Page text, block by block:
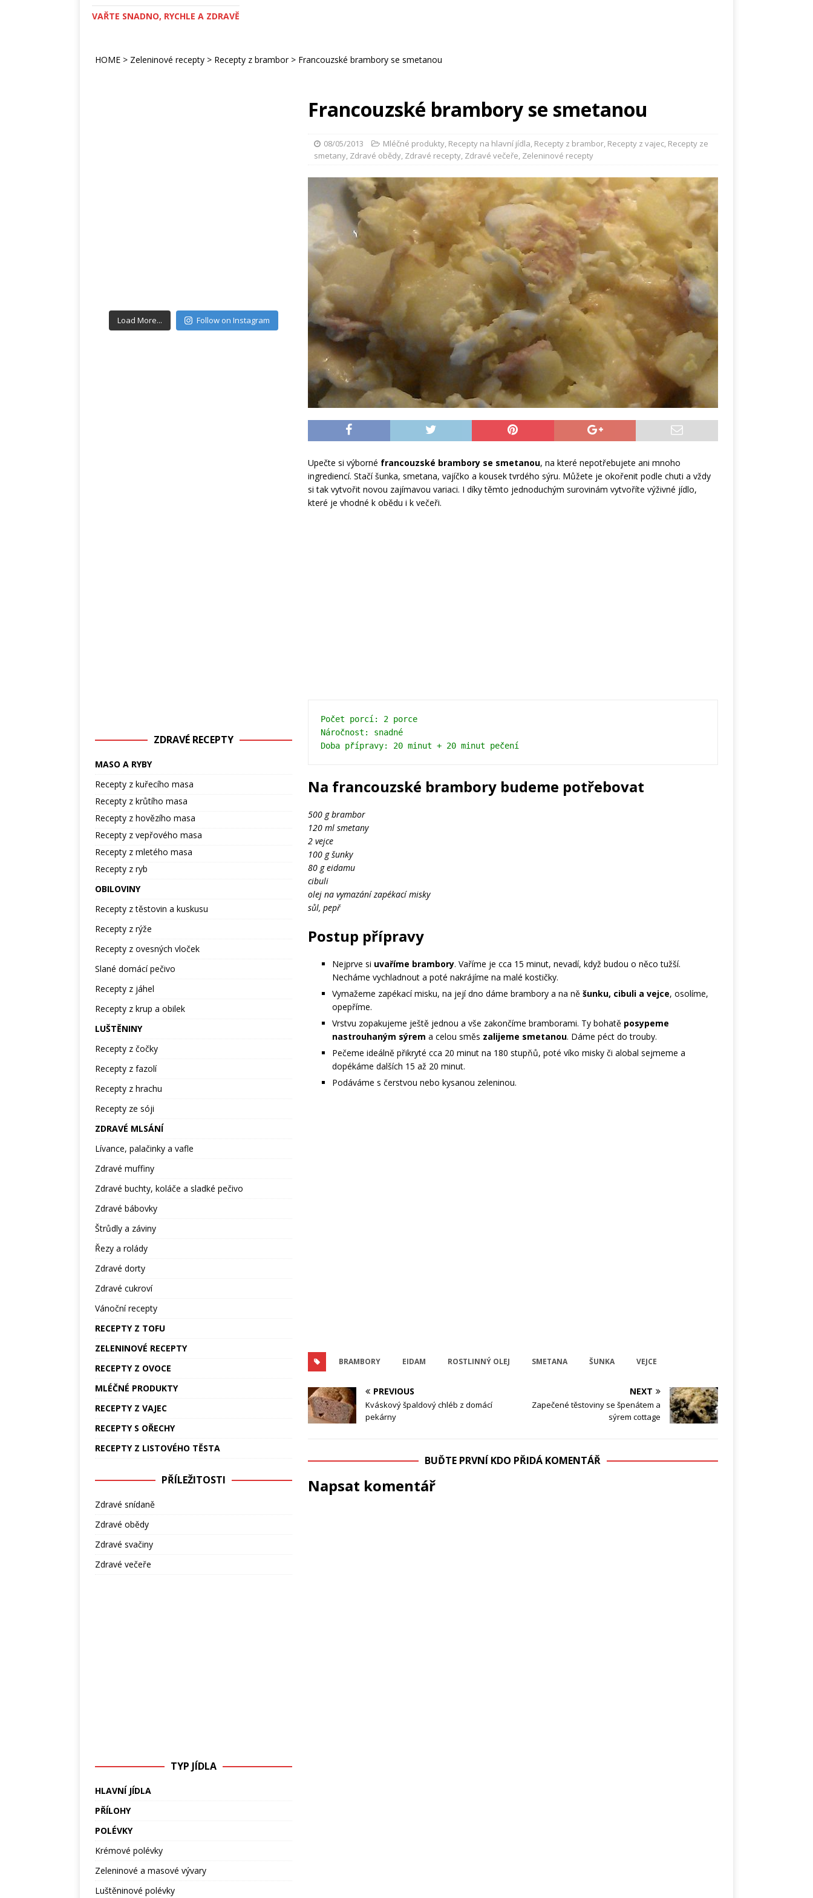
VAŘTE SNADNO, RYCHLE A ZDRAVĚ
HOME > Zeleninové recepty > Recepty z brambor> Francouzské brambory se smetanou
Francouzské brambory se smetanou
08/05/2013 Mléčné produkty, Recepty na hlavní jídla, Recepty z brambor, Recepty z vajec, Recepty ze
smetany, Zdravé obědy, Zdravé recepty, Zdravé večeře, Zeleninové recepty
Upečte si výborné francouzské brambory se smetanou, na které nepotřebujete ani mnoho
ingrediencí. Stačí šunka, smetana, vajíčko a kousek tvrdého sýru. Můžete je okořenit podle chuti a vždy
si tak vytvořit novou zajímavou variaci. I díky těmto jednoduchým surovinám vytvoříte výživné jídlo,
které je vhodné k obědu i k večeři.
Počet porcí: 2 porce
Náročnost: snadné
Na francouzské brambory budeme potřebovat
500 g brambor
120 ml smetany
2 vejce
100 g šunky
80 g eidamu
cibuli
olej na vymazání zapékací misky
sůl, pepř
Postup přípravy
Nejprve si uvaříme brambory. Vaříme je cca 15 minut, nevadí, když budou o něco tužší.
Necháme vychladnout a poté nakrájíme na malé kostičky.
Vymažeme zapékací misku, na její dno dáme brambory a na ně šunku, cibuli a vejce, osolíme,
opepříme.
Vrstvu zopakujeme ještě jednou a vše zakončíme bramborami. Ty bohatě posypeme
nastrouhaným sýrem a celou směs zalijeme smetanou. Dáme péct do trouby.
Pečeme ideálně přikryté cca 20 minut na 180 stupňů, poté víko misky či alobal sejmeme a
dopékáme dalších 15 až 20 minut.
Podáváme s čerstvou nebo kysanou zeleninou.
BRAMBORY EIDAM ROSTLINNÝ OLEJ SMETANA ŠUNKA VEJCE
PREVIOUS
Kváskový špaldový chléb z domácí
pekárny
NEXT
Zapečené těstoviny se špenátem a
sýrem cottage
BUĎTE PRVNÍ KDO PŘIDÁ KOMENTÁŘ
Napsat komentář
Load More... Follow on Instagram
ZDRAVÉ RECEPTY
MASO A RYBY
Recepty z kuřecího masa
Recepty z krůtího masa
Recepty z hovězího masa
Recepty z vepřového masa
Recepty z mletého masa
Recepty z ryb
OBILOVINY
Recepty z těstovin a kuskusu
Recepty z rýže
Recepty z ovesných vloček
Slané domácí pečivo
Recepty z jáhel
Recepty z krup a obilek
LUŠTĚNINY
Recepty z čočky
Recepty z fazolí
Recepty z hrachu
Recepty ze sóji
ZDRAVÉ MLSÁNÍ
Lívance, palačinky a vafle
Zdravé muffiny
Zdravé buchty, koláče a sladké pečivo
Zdravé bábovky
Štrůdly a záviny
Řezy a rolády
Zdravé dorty
Zdravé cukroví
Vánoční recepty
RECEPTY Z TOFU
ZELENINOVÉ RECEPTY
RECEPTY Z OVOCE
MLÉČNÉ PRODUKTY
RECEPTY Z VAJEC
RECEPTY S OŘECHY
RECEPTY Z LISTOVÉHO TĚSTA
PŘÍLEŽITOSTI
Zdravé snídaně
Zdravé obědy
Zdravé svačiny
Zdravé večeře
TYP JÍDLA
HLAVNÍ JÍDLA
PŘÍLOHY
POLÉVKY
Krémové polévky
Zeleninové a masové vývary
Luštěninové polévky